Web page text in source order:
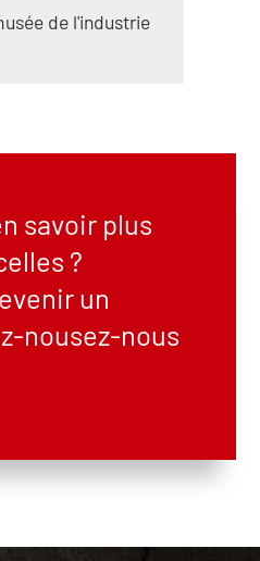
de l'industrie
savoir plus
?
un
nousez-nous